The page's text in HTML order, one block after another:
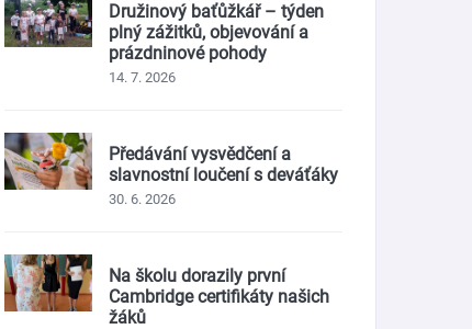
Družinový baťůžkář – týden
plný zážitků, objevování a
prázdninové pohody
14. 7. 2026
Předávání vysvědčení a
slavnostní loučení s deváťáky
30. 6. 2026
Na školu dorazily první
Cambridge certifikáty našich
žáků